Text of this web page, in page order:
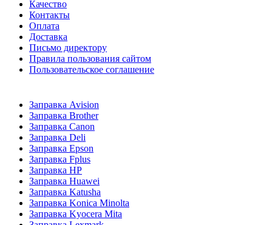
Качество
Контакты
Оплата
Доставка
Письмо директору
Правила пользования сайтом
Пользовательское соглашение
Заправка Avision
Заправка Brother
Заправка Canon
Заправка Deli
Заправка Epson
Заправка Fplus
Заправка HP
Заправка Huawei
Заправка Katusha
Заправка Konica Minolta
Заправка Kyocera Mita